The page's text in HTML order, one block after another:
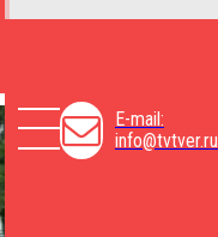
E-mail:
info@tvtver.ru